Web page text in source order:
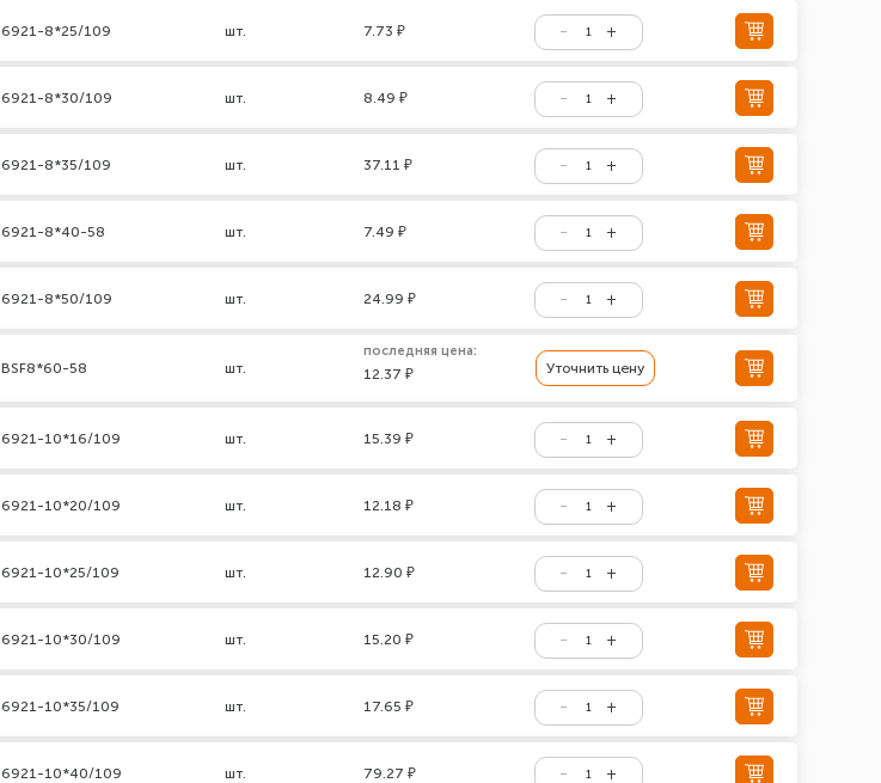
6921-8*25/109 шт. 7.73 ₽
6921-8*30/109 шт. 8.49 ₽
6921-8*35/109 шт. 37.11 ₽
6921-8*40-58 шт. 7.49 ₽
6921-8*50/109 шт. 24.99 ₽
BSF8*60-58 шт.
последняя цена:
12.37 ₽ Уточнить цену
6921-10*16/109 шт. 15.39 ₽
6921-10*20/109 шт. 12.18 ₽
6921-10*25/109 шт. 12.90 ₽
6921-10*30/109 шт. 15.20 ₽
6921-10*35/109 шт. 17.65 ₽
6921-10*40/109 шт. 79.27 ₽